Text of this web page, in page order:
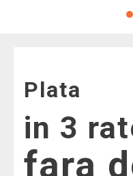
Plata
in 3
fara